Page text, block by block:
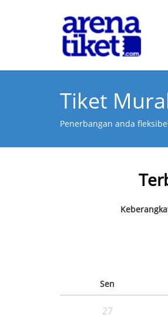
Tiket
Penerbangan anda
Sen
27